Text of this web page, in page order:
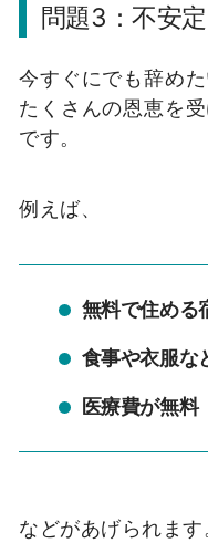
問題3：不安
今すぐにでも辞め
たくさんの恩恵を
です。
例えば、
無料で住める
食事や衣服な
医療費が無料
などがあげられます